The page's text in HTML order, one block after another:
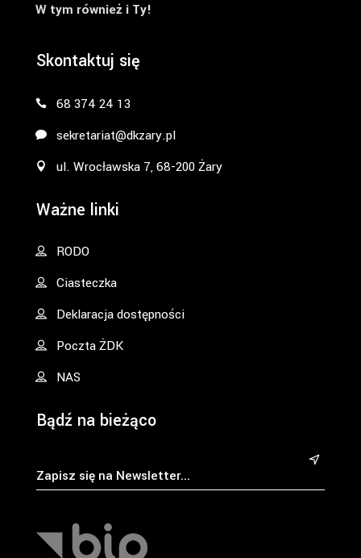
W tym również i Ty!
Skontaktuj się
68 374 24 13
sekretariat@dkzary.pl
ul. Wrocławska 7, 68-200 Żary
Ważne linki
RODO
Ciasteczka
Deklaracja dostępności
Poczta ŻDK
NAS
Bądź na bieżąco
&